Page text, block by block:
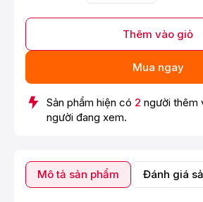
Thêm vào giỏ
Mua ngay
Sản phẩm hiện có 2 người thêm
người đang xem.
Mô tả sản phẩm Đánh giá